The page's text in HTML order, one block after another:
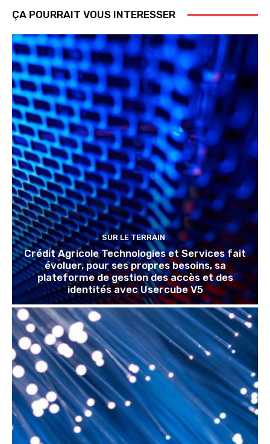
ÇA POURRAIT VOUS INTERESSER
SUR LE TERRAIN
Crédit Agricole Technologies et Services fait
évoluer, pour ses propres besoins, sa
plateforme de gestion des accès et des
identités avec Usercube V5